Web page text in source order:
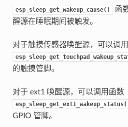
esp_sleep_get_wakeup_cause()
函
醒源在睡眠期间被触发。
对于触摸传感器唤醒源，可以调
的触摸管脚。
对于 ext1 唤醒源，可以调用函数
GPIO 管脚。